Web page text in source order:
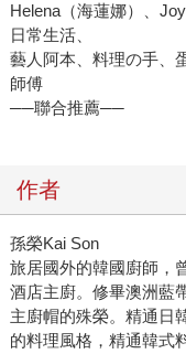
Helena（海蓮娜）、
日常生活、
藝人阿本、料理の手、
師傅
──聯合推薦──
作者
孫榮Kai Son
旅居國外的韓國廚師，
酒店主廚。修畢澳洲藍
主廚帽的殊榮。精通日
的料理風格，精通韓式